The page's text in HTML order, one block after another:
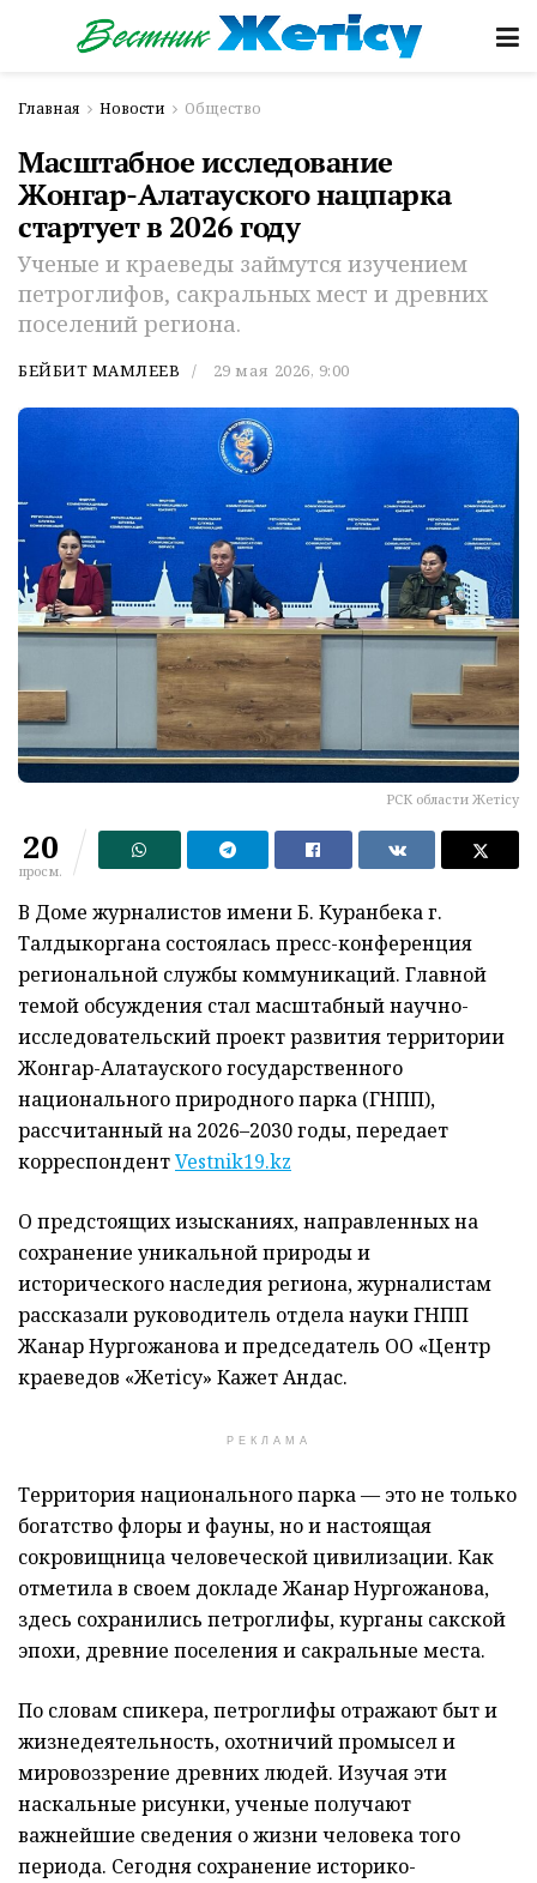
Главная Новости Общество
Масштабное исследование
Жонгар-Алатауского нацпарка
стартует в 2026 году
Ученые и краеведы займутся изучением
петроглифов, сакральных мест и древних
поселений региона.
БЕЙБИТ МАМЛЕЕВ 29 мая 2026, 9:00
РСК области Жетісу
20
просм.
В Доме журналистов имени Б. Куранбека г.
Талдыкоргана состоялась пресс-конференция
региональной службы коммуникаций. Главной
темой обсуждения стал масштабный научно-
исследовательский проект развития территории
Жонгар-Алатауского государственного
национального природного парка (ГНПП),
рассчитанный на 2026–2030 годы, передает
корреспондентVestnik19.kz
О предстоящих изысканиях, направленных на
сохранение уникальной природы и
исторического наследия региона, журналистам
рассказали руководитель отдела науки ГНПП
Жанар Нургожанова и председатель ОО «Центр
краеведов «Жетісу» Кажет Андас.
РЕКЛАМА
Территория национального парка — это не только
богатство флоры и фауны, но и настоящая
сокровищница человеческой цивилизации. Как
отметила в своем докладе Жанар Нургожанова,
здесь сохранились петроглифы, курганы сакской
эпохи, древние поселения и сакральные места.
По словам спикера, петроглифы отражают быт и
жизнедеятельность, охотничий промысел и
мировоззрение древних людей. Изучая эти
наскальные рисунки, ученые получают
важнейшие сведения о жизни человека того
периода. Сегодня сохранение историко-